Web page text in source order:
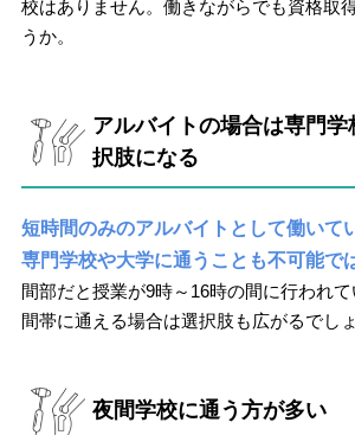
校はありません。働きながらでも資格取
うか。
アルバイトの場合は専門学
択肢になる
短時間のみのアルバイトとして働いて
専門学校や大学に通うことも不可能で
間部だと授業が9時～16時の間に行われ
間帯に通える場合は選択肢も広がるでしょ
夜間学校に通う方が多い